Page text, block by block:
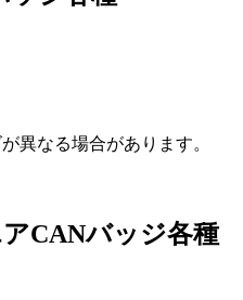
異なる場合があります。
CANバッジ各種